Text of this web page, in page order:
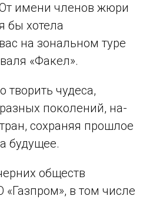
имени членов жюри
бы хотела
на зональном туре
«Факел».
творить чудеса,
поколений, на-
сохраняя прошлое
будущее.
обществ
в том числе